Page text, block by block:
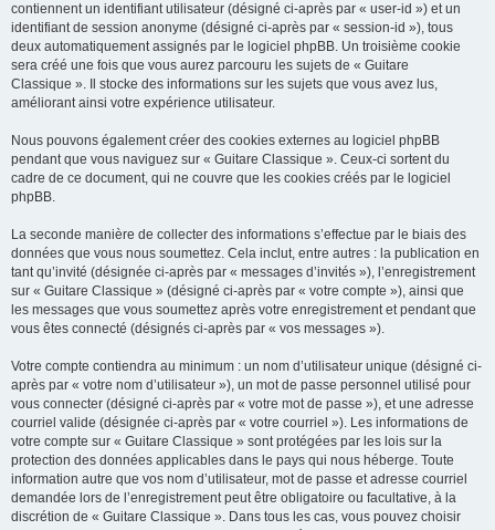
contiennent un identifiant utilisateur (désigné ci-après par « user-id ») et un
identifiant de session anonyme (désigné ci-après par « session-id »), tous
deux automatiquement assignés par le logiciel phpBB. Un troisième cookie
sera créé une fois que vous aurez parcouru les sujets de « Guitare
Classique ». Il stocke des informations sur les sujets que vous avez lus,
améliorant ainsi votre expérience utilisateur.
Nous pouvons également créer des cookies externes au logiciel phpBB
pendant que vous naviguez sur « Guitare Classique ». Ceux-ci sortent du
cadre de ce document, qui ne couvre que les cookies créés par le logiciel
phpBB.
La seconde manière de collecter des informations s’effectue par le biais des
données que vous nous soumettez. Cela inclut, entre autres : la publication en
tant qu’invité (désignée ci-après par « messages d’invités »), l’enregistrement
sur « Guitare Classique » (désigné ci-après par « votre compte »), ainsi que
les messages que vous soumettez après votre enregistrement et pendant que
vous êtes connecté (désignés ci-après par « vos messages »).
Votre compte contiendra au minimum : un nom d’utilisateur unique (désigné ci-
après par « votre nom d’utilisateur »), un mot de passe personnel utilisé pour
vous connecter (désigné ci-après par « votre mot de passe »), et une adresse
courriel valide (désignée ci-après par « votre courriel »). Les informations de
votre compte sur « Guitare Classique » sont protégées par les lois sur la
protection des données applicables dans le pays qui nous héberge. Toute
information autre que vos nom d’utilisateur, mot de passe et adresse courriel
demandée lors de l’enregistrement peut être obligatoire ou facultative, à la
discrétion de « Guitare Classique ». Dans tous les cas, vous pouvez choisir